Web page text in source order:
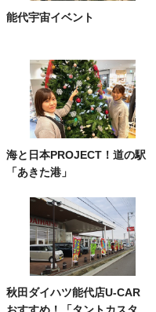
能代宇宙イベント
海と日本PROJECT！道の駅
「あきた港」
秋田ダイハツ能代店U-CAR